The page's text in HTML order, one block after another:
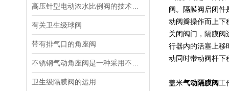
有关卫生级球阀
带有排气口的角座阀
卫生级隔膜阀的运用
阀。隔膜阀启闭件
动阀瓣操作而上下
关闭阀门，隔膜阀
行器内的活塞上移
动同时带动阀杆下
盖米气动隔膜阀工